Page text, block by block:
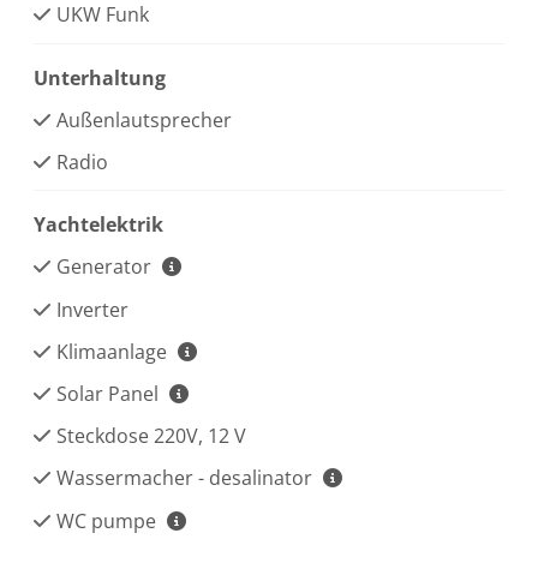
UKW Funk
Unterhaltung
Außenlautsprecher
Radio
Yachtelektrik
Generator
Inverter
Klimaanlage
Solar Panel
Steckdose 220V, 12 V
Wassermacher - desalinator
WC pumpe